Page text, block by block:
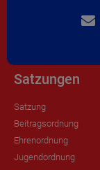
Satzungen
Satzung
Beitragsordnung
Ehrenordnung
Jugendordnung